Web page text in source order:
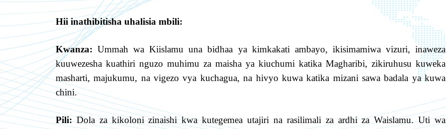
Hii inathibitisha uhalisia mbili:
Kwanza: Ummah wa Kiislamu una bidhaa ya kimkakati ambayo, ikisimamiwa vizuri, inaweza
kuuwezesha kuathiri nguzo muhimu za maisha ya kiuchumi katika Magharibi, zikiruhusu kuweka
masharti, majukumu, na vigezo vya kuchagua, na hivyo kuwa katika mizani sawa badala ya kuwa
chini.
Pili:Dola za kikoloni zinaishi kwa kutegemea utajiri na rasilimali za ardhi za Waislamu. Uti wa